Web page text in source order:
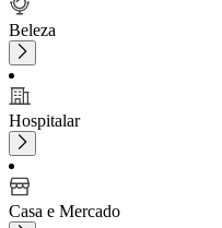
Beleza
Hospitalar
Casa e Mercado